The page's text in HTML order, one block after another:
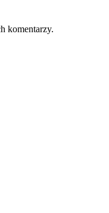
komentarzy.